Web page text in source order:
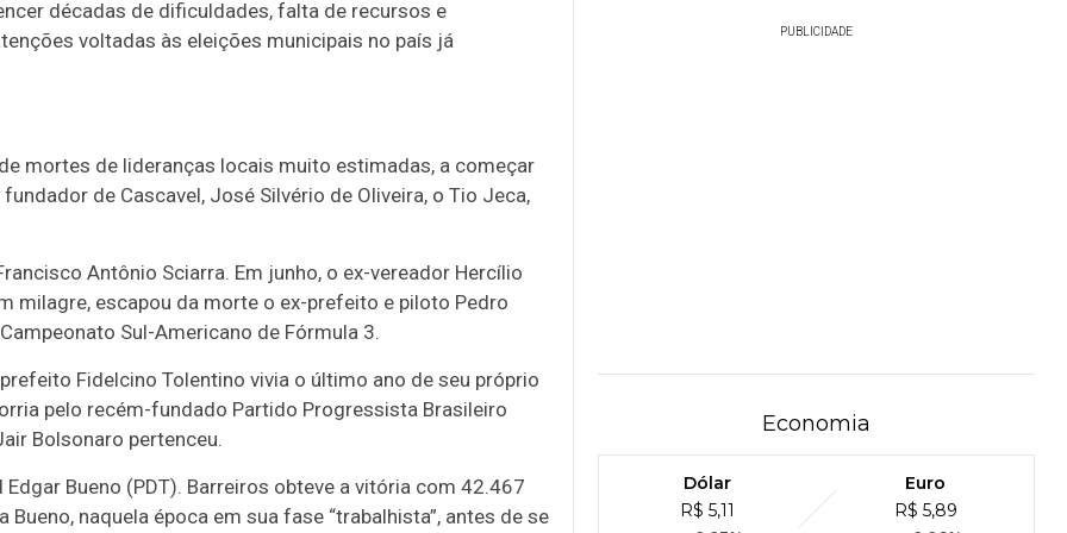
décadas de dificuldades, falta de recursos e
voltadas às eleições municipais no país já
mortes de lideranças locais muito estimadas, a começar
de Cascavel, José Silvério de Oliveira, o Tio Jeca,
Antônio Sciarra. Em junho, o ex-vereador Hercílio
milagre, escapou da morte o ex-prefeito e piloto Pedro
Sul-Americano de Fórmula 3.
Fidelcino Tolentino vivia o último ano de seu próprio
pelo recém-fundado Partido Progressista Brasileiro
Bolsonaro pertenceu.
Bueno (PDT). Barreiros obteve a vitória com 42.467
naquela época em sua fase “trabalhista”, antes de se
PUBLICIDADE
Economia
Dólar
R$ 5,11
Euro
R$ 5,89